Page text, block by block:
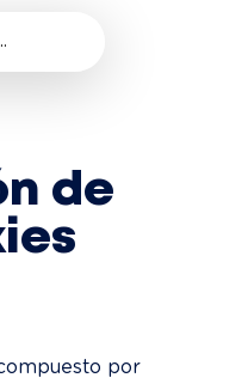
de
por